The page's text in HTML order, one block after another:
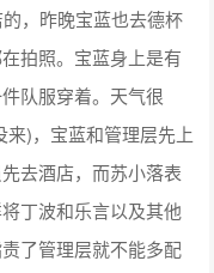
，昨晚宝蓝也去德杯
拍照。宝蓝身上是有
队服穿着。天气很
)，宝蓝和管理层先上
去酒店，而苏小落表
丁波和乐言以及其他
了管理层就不能多配